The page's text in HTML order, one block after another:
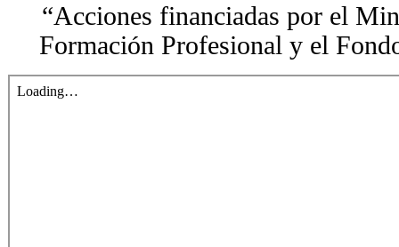
“Acciones financiadas por el
Formación Profesional y el